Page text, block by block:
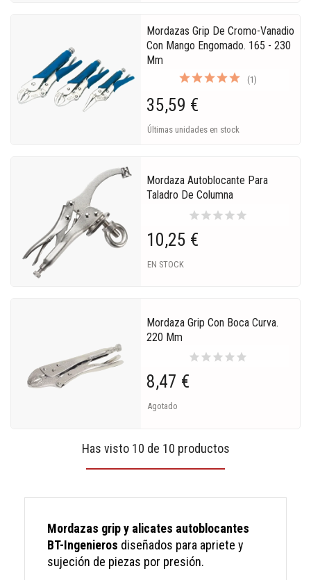
Mordazas Grip De Cromo-Vanadio
Con Mango Engomado. 165 - 230
Mm
(1)
35,59 €
Últimas unidades en stock
Mordaza Autoblocante Para
Taladro De Columna
starstarstarstarstar
10,25 €
EN STOCK
Mordaza Grip Con Boca Curva.
220 Mm
starstarstarstarstar
8,47 €
Agotado
Has visto 10 de 10 productos
Mordazas grip y alicates autoblocantes
BT-Ingenieros diseñados para apriete y
sujeción de piezas por presión.